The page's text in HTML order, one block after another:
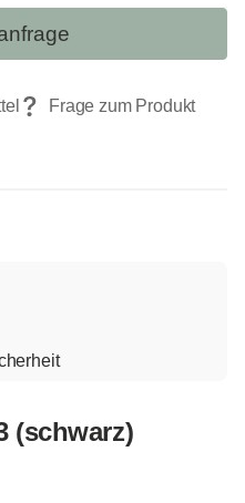
(schwarz)